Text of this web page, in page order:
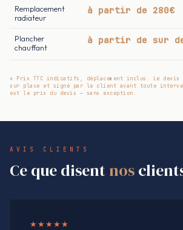
Remplacement
radiateur
à partir de 280€
Plancher
chauffant
à partir de sur
* Prix TTC indicatifs, déplacement inclus. Le
sur place et signé par le client avant toute
est le prix du devis — sans exception.
AVIS CLIENTS
Ce que disent nos
★★★★★